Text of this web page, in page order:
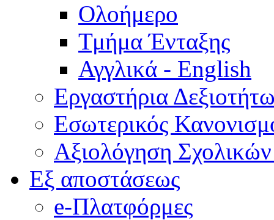
Ολοήμερο
Τμήμα Ένταξης
Αγγλικά - English
Εργαστήρια
Εσωτερικός
Αξιολόγηση
Εξ αποστάσεως
e-Πλατφόρμες